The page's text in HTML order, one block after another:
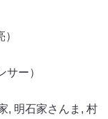
ー）
, 明石家さんま , 村